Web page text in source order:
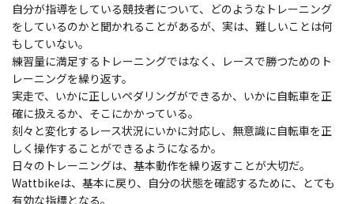
自分が指導をしている競技者について、どのようなトレーニング
をしているのかと聞かれることがあるが、実は、難しいことは何
もしていない。
練習量に満足するトレーニングではなく、レースで勝つためのト
レーニングを繰り返す。
実走で、いかに正しいペダリングができるか、いかに自転車を正
確に扱えるか、そこにかかっている。
刻々と変化するレース状況にいかに対応し、無意識に自転車を正
しく操作することができるようになるか。
日々のトレーニングは、基本動作を繰り返すことが大切だ。
Wattbikeは、基本に戻り、自分の状態を確認するために、とても
有効な指標となる。